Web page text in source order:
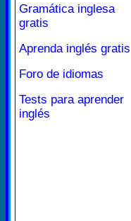
Gramática inglesa
gratis
Aprenda inglés gratis
Foro de idiomas
Tests para aprender
inglés